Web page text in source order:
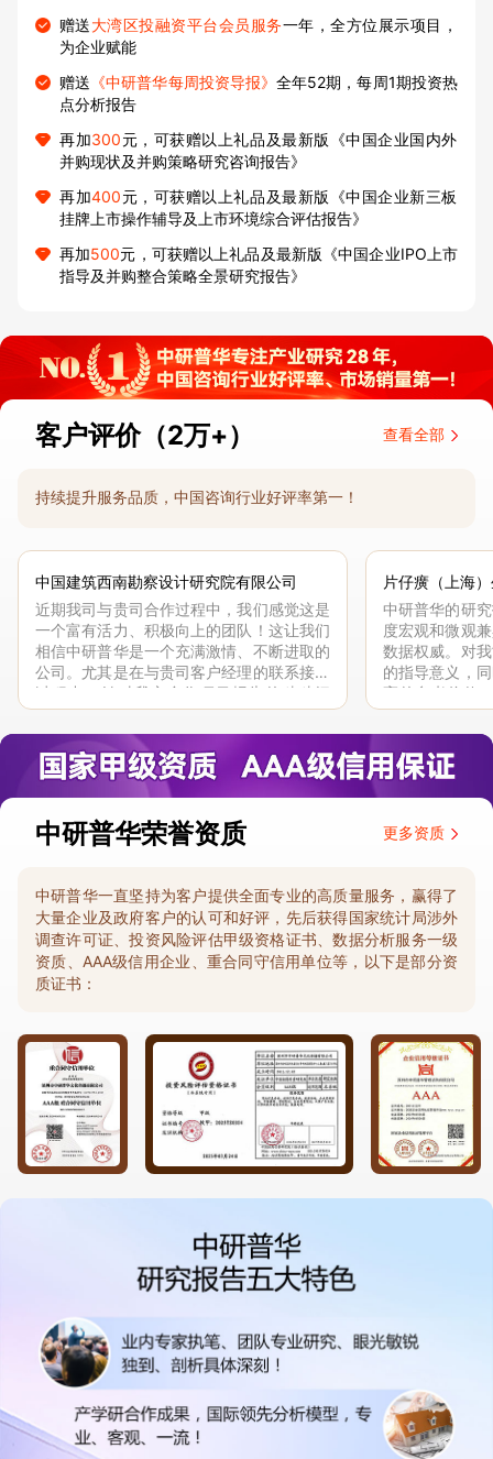
赠送大湾区投融资平台会员服务一年，全方位展示项目，
为企业赋能
赠送 《中研普华每周投资导报》全年52期，每周1期投资热
点分析报告
再加300元，可获赠以上礼品及最新版《中国企业国内外
并购现状及并购策略研究咨询报告》
再加400元，可获赠以上礼品及最新版《中国企业新三板
挂牌上市操作辅导及上市环境综合评估报告》
再加500元，可获赠以上礼品及最新版《中国企业IPO上市
指导及并购整合策略全景研究报告》
客户评价（2万+） 查看全部
持续提升服务品质，中国咨询行业好评率第一！
中国建筑西南勘察设计研究院有限公司
近期我司与贵司合作过程中，我们感觉这是
一个富有活力、积极向上的团队！这让我们
相信中研普华是一个充满激情、不断进取的
公司。尤其是在与贵司客户经理的联系接洽
过程中，针对我方合作项目报告的种种细
节，及时细致缜密地协助与项目部沟通、探
讨和完善...
片仔癀（上海
中研普华的研
度宏观和微观
数据权威。对
的指导意义，
高的参考价值
体化”服务和行
司继续...
中研普华荣誉资质 更多资质
中研普华一直坚持为客户提供全面专业的高质量服务，赢得了
大量企业及政府客户的认可和好评，先后获得国家统计局涉外
调查许可证、投资风险评估甲级资格证书、数据分析服务一级
资质、AAA级信用企业、重合同守信用单位等，以下是部分资
质证书：